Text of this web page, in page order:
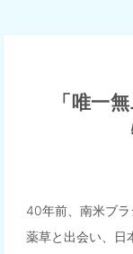
「唯一
40年前、南米ブ
薬草と出会い、日